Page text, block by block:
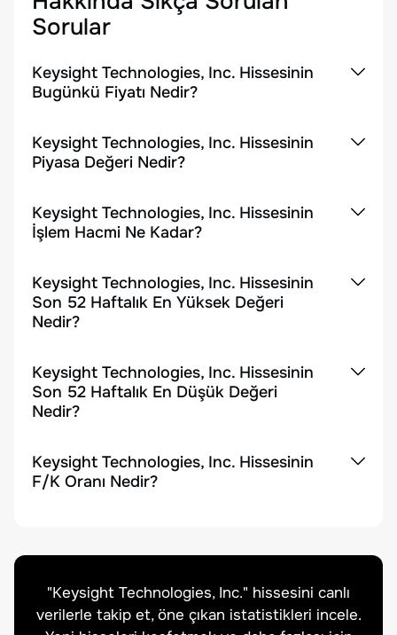
Sorular
Keysight Technologies, Inc. Hissesinin
Bugünkü Fiyatı Nedir?
Keysight Technologies, Inc. Hissesinin
Piyasa Değeri Nedir?
Keysight Technologies, Inc. Hissesinin
İşlem Hacmi Ne Kadar?
Keysight Technologies, Inc. Hissesinin
Son 52 Haftalık En Yüksek Değeri
Nedir?
Keysight Technologies, Inc. Hissesinin
Son 52 Haftalık En Düşük Değeri
Nedir?
Keysight Technologies, Inc. Hissesinin
F/K Oranı Nedir?
"Keysight Technologies, Inc." hissesini canlı
verilerle takip et, öne çıkan istatistikleri incele.